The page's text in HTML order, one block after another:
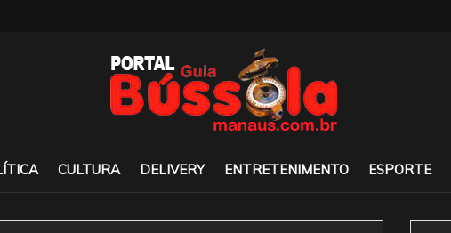
CULTURA DELIVERY ENTRETENIMENTO ESPORTE